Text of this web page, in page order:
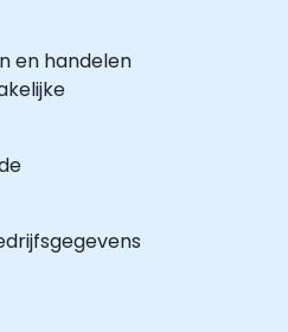
en handelen